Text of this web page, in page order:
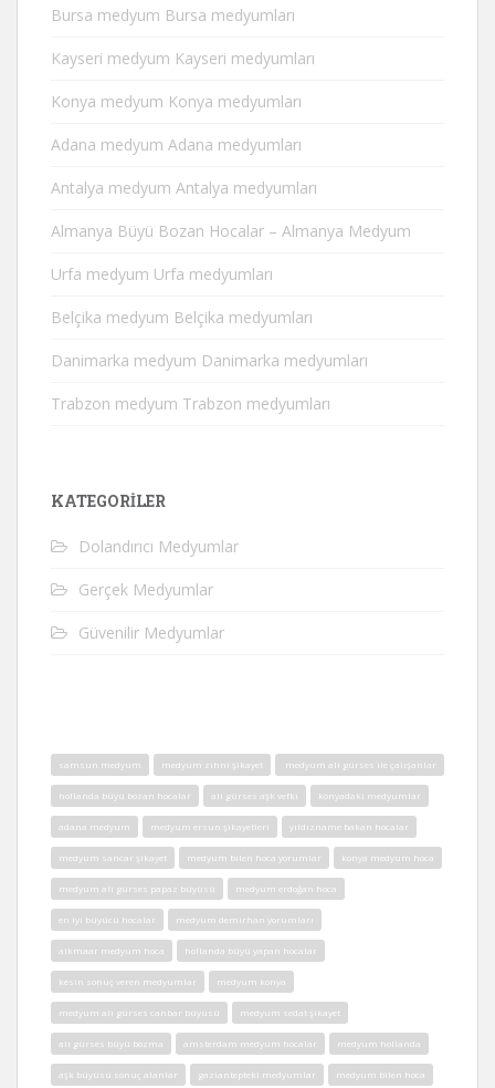
Bursa medyum Bursa medyumları
Kayseri medyum Kayseri medyumları
Konya medyum Konya medyumları
Adana medyum Adana medyumları
Antalya medyum Antalya medyumları
Almanya Büyü Bozan Hocalar – Almanya Medyum
Urfa medyum Urfa medyumları
Belçika medyum Belçika medyumları
Danimarka medyum Danimarka medyumları
Trabzon medyum Trabzon medyumları
KATEGORILER
Dolandırıcı Medyumlar
Gerçek Medyumlar
Güvenilir Medyumlar
samsun medyum medyum zihni şikayet medyum ali gürses ile çalışanlar
hollanda büyü bozan hocalar ali gürses aşk vefki konyadaki medyumlar
adana medyum medyum ersun şikayetleri yıldızname bakan hocalar
medyum sancar şikayet medyum bilen hoca yorumlar konya medyum hoca
medyum ali gürses papaz büyüsü medyum erdoğan hoca
en iyi büyücü hocalar medyum demirhan yorumları
alkmaar medyum hoca hollanda büyü yapan hocalar
kesin sonuç veren medyumlar medyum konya
medyum ali gürses canbar büyüsü medyum sedat şikayet
ali gürses büyü bozma amsterdam medyum hocalar medyum hollanda
aşk büyüsü sonuç alanlar gaziantepteki medyumlar medyum bilen hoca